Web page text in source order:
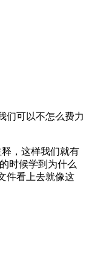
们可以不怎么费力
，这样我们就有
时候学到为什么
件看上去就像这